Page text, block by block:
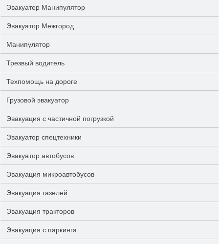
Эвакуатор Манипулятор
Эвакуатор Межгород
Манипулятор
Трезвый водитель
Техпомощь на дороге
Грузовой эвакуатор
Эвакуация с частичной погрузкой
Эвакуатор спецтехники
Эвакуатор автобусов
Эвакуация микроавтобусов
Эвакуация газелей
Эвакуация тракторов
Эвакуация с паркинга